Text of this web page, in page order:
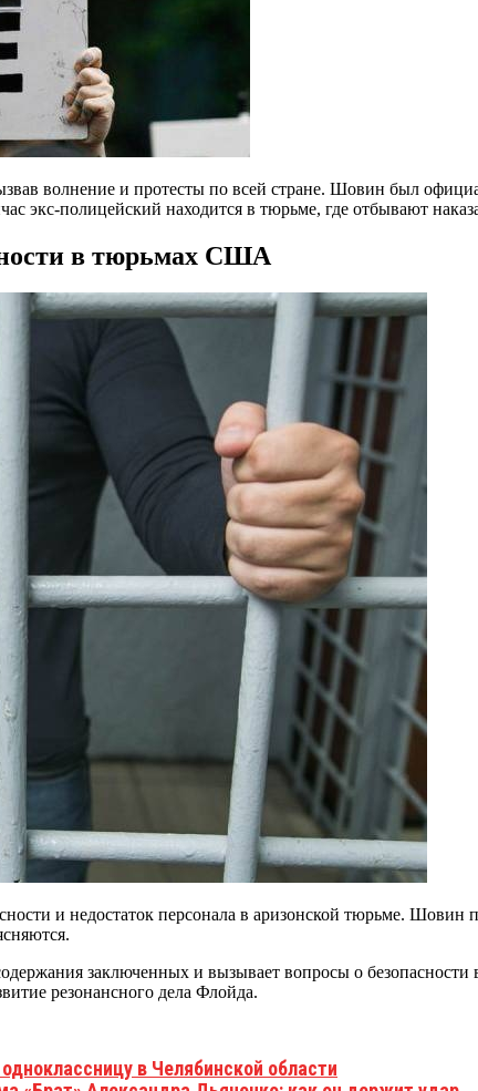
волнение и протесты по всей стране. Шовин был
экс-полицейский находится в тюрьме, где отбывают
в тюрьмах США
и недостаток персонала в аризонской тюрьме.
заключенных и вызывает вопросы о
резонансного дела Флойда.
в Челябинской области